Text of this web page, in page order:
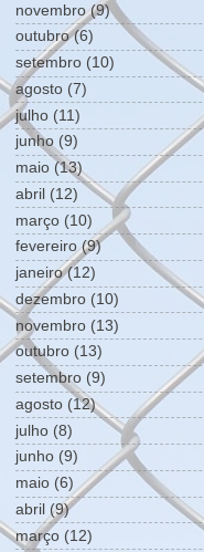
novembro (9)
outubro(6)
setembro (10)
agosto (7)
julho (11)
junho (9)
maio (13)
abril (12)
março (10)
fevereiro (9)
janeiro(12)
dezembro (10)
novembro (13)
outubro (13)
setembro (9)
agosto (12)
julho (8)
junho (9)
maio (6)
abril (9)
março (12)